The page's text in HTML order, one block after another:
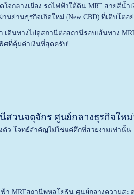
จกลางเมือง รถไฟฟ้าใต้ดิน MRT สายสีน้
นย่านธุรกิจเกิดใหม่ (New CBD) ที่เติบโต
ดินทางไปดูสถานีต่อสถานีรอบเส้นทาง
ศที่คุ้มค่าเงินที่สุดครับ!
สวนจตุจักร ศูนย์กลางธุรกิจให
ว โจทย์สำคัญไม่ใช่แค่ตึกที่สวยงามเท่านั้
า MRTสถานีพหลโยธิน ศูนย์กลางความส